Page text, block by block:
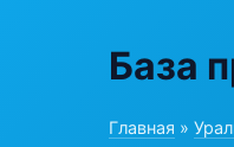
База
Главная »